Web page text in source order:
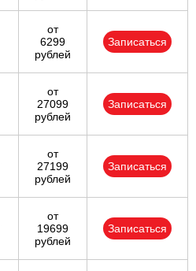
от
6299
рублей
Записаться
от
27099
рублей
Записаться
от
27199
рублей
Записаться
от
19699
рублей
Записаться